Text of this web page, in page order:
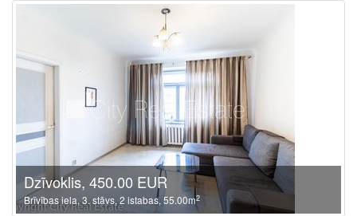
Dzīvoklis, 450.00 EUR
Brīvības iela, 3. stāvs, 2 istabas, 55.00m2